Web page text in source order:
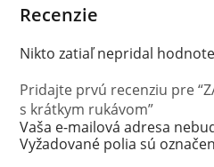
Recenzie
Nikto zatiaľ nepridal
Pridajte prvú recenziu pre
s krátkym rukávom”
Vaša e-mailová adresa
Vyžadované polia sú